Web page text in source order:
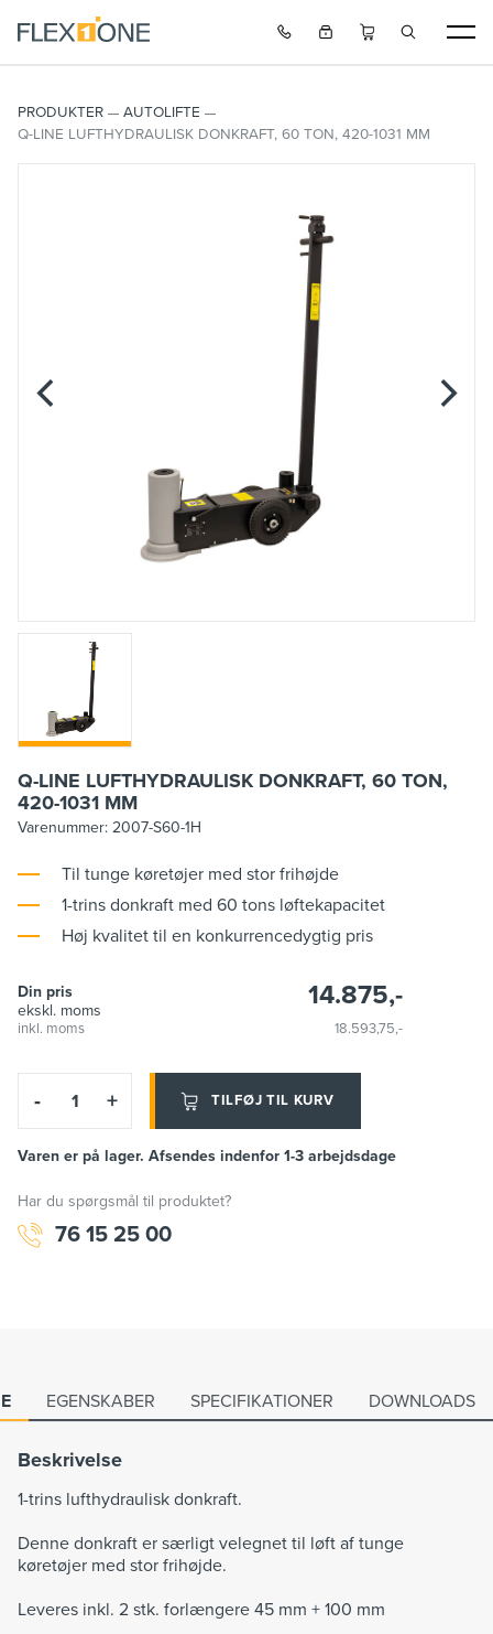
PRODUKTER
AUTOLIFTE
Q-LINE LUFTHYDRAULISK DONKRAFT, 60 TON, 420-1031 MM
Q-LINE LUFTHYDRAULISK DONKRAFT, 60 TON,
420-1031 MM
Varenummer: 2007-S60-1H
Til tunge køretøjer med stor frihøjde
1-trins donkraft med 60 tons løftekapacitet
Høj kvalitet til en konkurrencedygtig pris
Din pris
ekskl. moms
14.875,-
inkl. moms 18.593,75,-
- + TILFØJ TIL KURV
Varen er på lager. Afsendes indenfor 1-3 arbejdsdage
Har du spørgsmål til produktet?
76 15 25 00
EGENSKABER SPECIFIKATIONER DOWNLOADS
Beskrivelse
1-trins lufthydraulisk donkraft.
Denne donkraft er særligt velegnet til løft af tunge
køretøjer med stor frihøjde.
Leveres inkl. 2 stk. forlængere 45 mm + 100 mm